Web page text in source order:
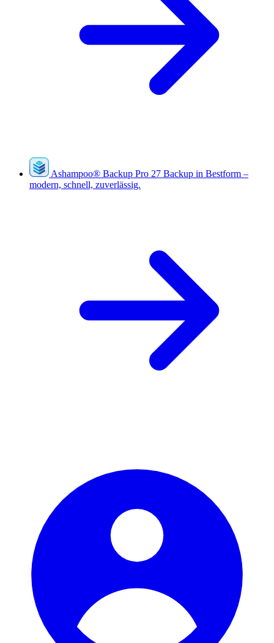
Ashampoo® Backup Pro 27 Backup in Bestform –
modern, schnell, zuverlässig.